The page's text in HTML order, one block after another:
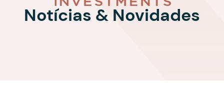
Notícias & Novidades